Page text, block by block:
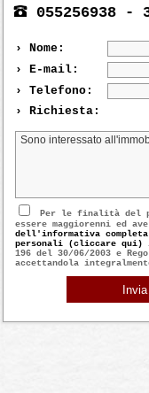
055256938 -
› Nome:
› E-mail:
› Telefono:
› Richiesta:
Per le finalità del
essere maggiorenni ed
dell'informativa
personali (cliccare qui)
196 del 30/06/2003 e
accettandola